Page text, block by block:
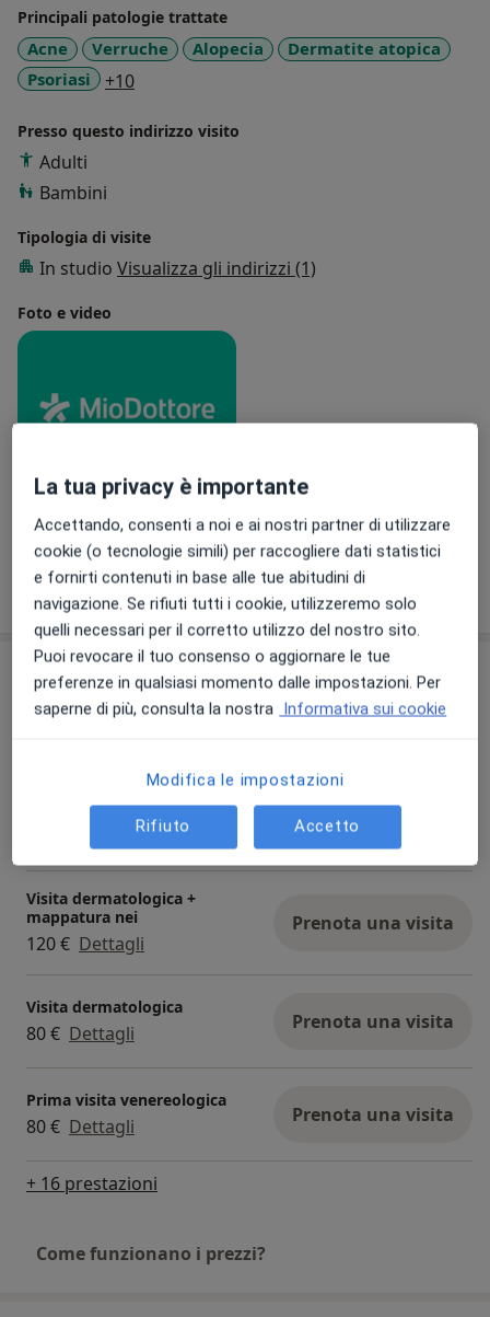
Principali patologie trattate
Acne Verruche Alopecia
Dermatite atopica
Psoriasi
+10a11y_sr_more_diseases
Presso questo indirizzo visito
Adulti
Bambini
Tipologia di visite
In studio Visualizza gli indirizzi (1)
Foto e video
Visualizza galleria (1)
Mostra dettagli
sull'esperienza
Prestazioni e prezzi
Asportazione condilomi
Mineralogramma del capello
Prenota una visita
Visita dermatologica +
mappatura nei
120 € Dettagli
Prenota una visita
Visita dermatologica
80 € Dettagli Prenota una visita
Prima visita venereologica
80 € Dettagli Prenota una visita
+ 16 prestazioni
Come funzionano i prezzi?
La tua privacy è importante
Accettando, consenti a noi e ai nostri partner di utilizzare
cookie (o tecnologie simili) per raccogliere dati statistici
e fornirti contenuti in base alle tue abitudini di
navigazione. Se rifiuti tutti i cookie, utilizzeremo solo
quelli necessari per il corretto utilizzo del nostro sito.
Puoi revocare il tuo consenso o aggiornare le tue
preferenze in qualsiasi momento dalle impostazioni. Per
saperne di più, consulta la nostra Informativa sui cookie
Modifica le impostazioni
Rifiuto Accetto